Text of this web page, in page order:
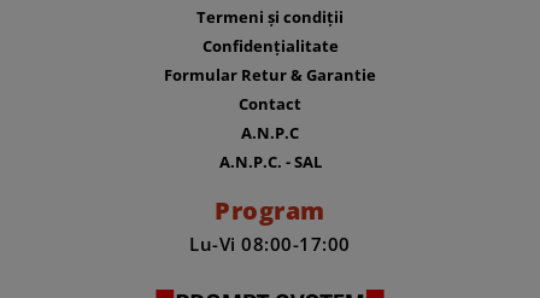
Termeni și condiții
Confidențialitate
Formular Retur & Garantie
Contact
A.N.P.C
A.N.P.C. - SAL
Program
Lu-Vi 08:00-17:00